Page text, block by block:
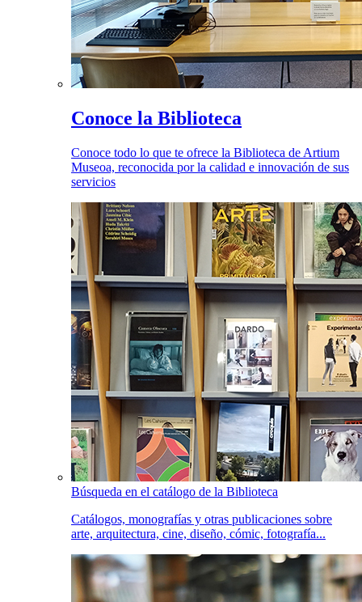
Conoce la Biblioteca
Conoce todo lo que te ofrece la Biblioteca de Artium
Museoa, reconocida por la calidad e innovación de sus
servicios
Búsqueda en el catálogo de la Biblioteca
Catálogos, monografías y otras publicaciones sobre
arte, arquitectura, cine, diseño, cómic, fotografía...